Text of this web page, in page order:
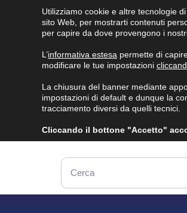
ECOMEMBRANE PRODOTTI
Search
Utilizziamo cookie e altre tecnologie
sito Web, per mostrarti contenuti
per capire da dove provengono i
L’informativa estesa permette di
modificare le tue impostazioni
La chiusura del banner mediante
impostazioni di default e dunque la
tracciamento diversi da quelli tecnici.
Cliccando il bottone "Accetto"